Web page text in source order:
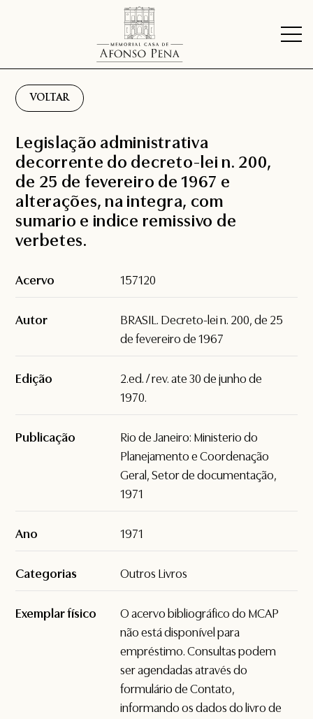
VOLTAR
Legislação administrativa
decorrente do decreto-lei n. 200,
de 25 de fevereiro de 1967 e
alterações, na integra, com
sumario e indice remissivo de
verbetes.
Acervo 157120
Autor
BRASIL. Decreto-lei n. 200, de 25
de fevereiro de 1967
Edição
2.ed. / rev. ate 30 de junho de
1970.
Publicação
Rio de Janeiro: Ministerio do
Planejamento e Coordenação
Geral, Setor de documentação,
1971
Ano 1971
Categorias Outros Livros
Exemplar físico
O acervo bibliográfico do MCAP
não está disponível para
empréstimo. Consultas podem
ser agendadas através do
formulário deContato,
informando os dados do livro de